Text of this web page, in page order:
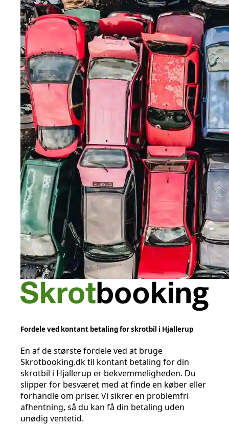
Fordele ved kontant betaling for skrotbil i Hjallerup
En af de største fordele ved at bruge
Skrotbooking.dk til kontant betaling for din
skrotbil i Hjallerup er bekvemmeligheden. Du
slipper for besværet med at finde en køber eller
forhandle om priser. Vi sikrer en problemfri
afhentning, så du kan få din betaling uden
unødig ventetid.